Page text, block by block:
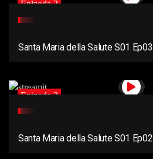
Epizoda 3
Santa Maria della Salute S01 Ep03
Epizoda 2
Santa Maria della Salute S01 Ep02